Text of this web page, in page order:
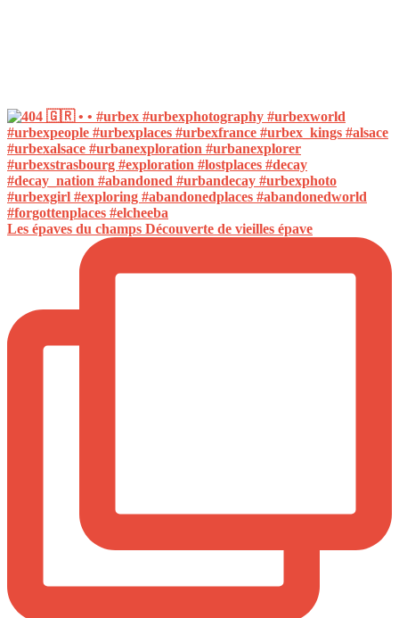
Les épaves du champs Découverte de vieilles épave